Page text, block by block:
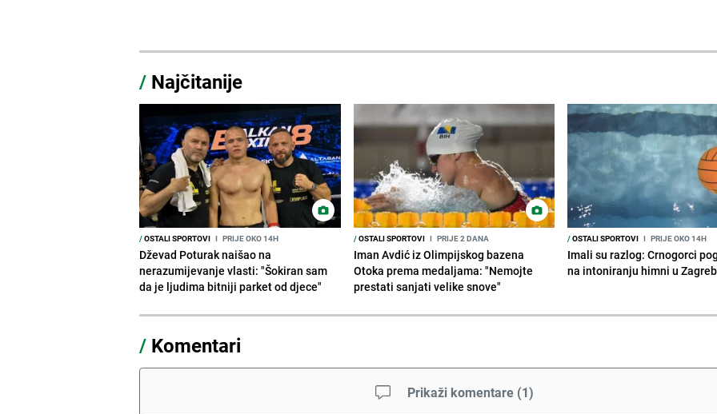
/ Najčitanije
/OSTALI SPORTOVI I PRIJE OKO 14H
Dževad Poturak naišao na
nerazumijevanje vlasti: "Šokiran sam
da je ljudima bitniji parket od djece"
/OSTALI SPORTOVI I PRIJE 2 DANA
Iman Avdić iz Olimpijskog bazena
Otoka prema medaljama: "Nemojte
prestati sanjati velike snove"
/OSTALI SPORTOVI I PRIJE OKO 14H
Imali su razlog: Crnogorci
na intoniranju himni u
/ Komentari
Prikaži komentare (1)